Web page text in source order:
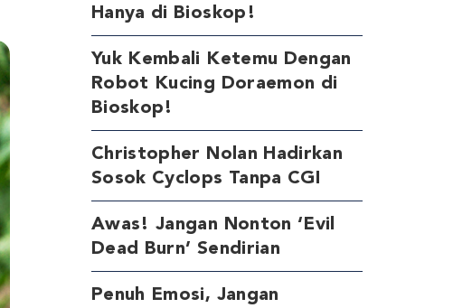
Hanya di Bioskop!
Yuk Kembali Ketemu Dengan
Robot Kucing Doraemon di
Bioskop!
Christopher Nolan Hadirkan
Sosok Cyclops Tanpa CGI
Awas! Jangan Nonton ‘Evil
Dead Burn’ Sendirian
Penuh Emosi, Jangan